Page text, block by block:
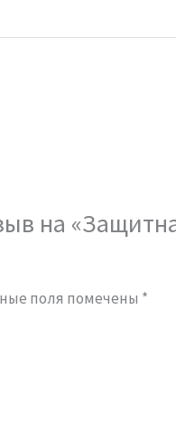
на
поля помечены *